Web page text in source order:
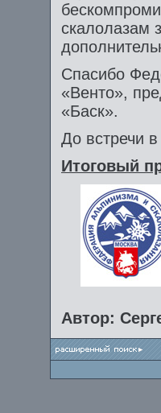
скалолазам
Спасибо
«Венто»,
«Баск».
До встречи
Итоговый
Автор: